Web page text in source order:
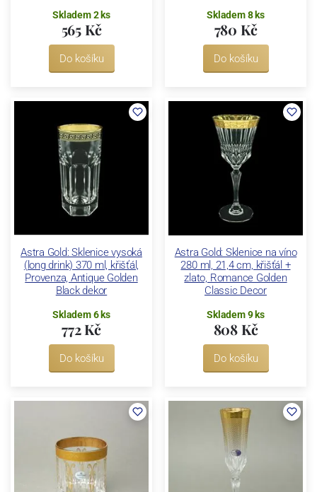
Skladem 2 ks
565 Kč
Do košíku
Skladem 8 ks
780 Kč
Do košíku
Astra Gold: Sklenice vysoká
(long drink) 370 ml, křišťál,
Provenza, Antique Golden
Black dekor
Skladem 6 ks
772 Kč
Do košíku
Astra Gold: Sklenice na víno
280 ml, 21,4 cm, křišťál +
zlato, Romance Golden
Classic Decor
Skladem 9 ks
808 Kč
Do košíku